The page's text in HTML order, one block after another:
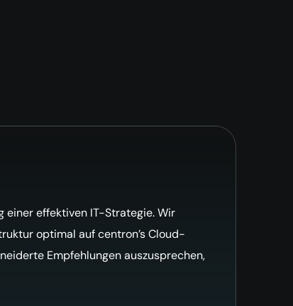
einer effektiven IT-Strategie. Wir
optimal auf centron’s Cloud-
Empfehlungen auszusprechen,